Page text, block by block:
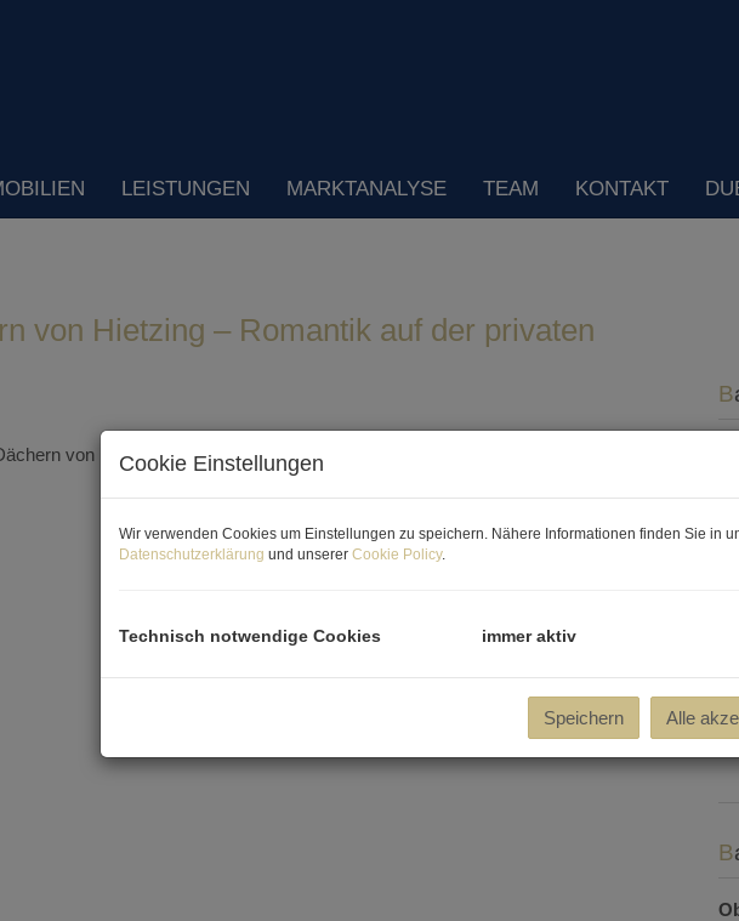
LEISTUNGEN MARKTANALYSE TEAM KONTAKT
von Hietzing – Romantik auf der privaten
Cookie Einstellungen
Wir verwenden Cookies um Einstellungen zu speichern. Nähere Informationen finden Sie in
Datenschutzerklärung und unserer Cookie Policy.
Technisch notwendige Cookies immer aktiv
Speichern Alle